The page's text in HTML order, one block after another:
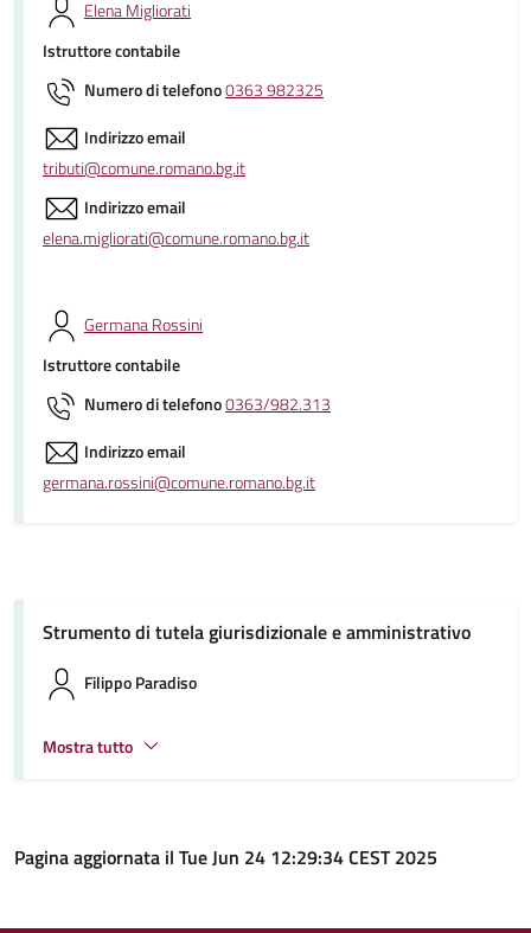
Elena Migliorati
Istruttore contabile
Numero di telefono0363 982325
Indirizzo email
tributi@comune.romano.bg.it
Indirizzo email
elena.migliorati@comune.romano.bg.it
Germana Rossini
Istruttore contabile
Numero di telefono0363/982.313
Indirizzo email
germana.rossini@comune.romano.bg.it
Strumento di tutela giurisdizionale e amministrativo
Filippo Paradiso
Mostra tutto
Pagina aggiornata il Tue Jun 24 12:29:34 CEST 2025